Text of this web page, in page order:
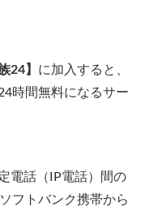
24】 に加入すると、
時間無料になるサー
電話（IP電話）間の
フトバンク携帯から